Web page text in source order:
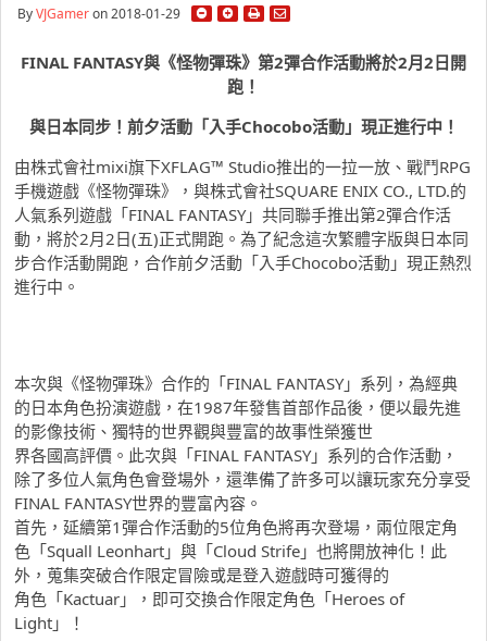
ByVJGameron 2018-01-29
FINAL FANTASY與《怪物彈珠》第2彈合作活動將於2月2日開
跑！
與日本同步！前夕活動「入手Chocobo活動」現正進行中！
由株式會社mixi旗下XFLAG™ Studio推出的一拉一放、戰鬥RPG
手機遊戲《怪物彈珠》，與株式會社SQUARE ENIX CO., LTD.的
人氣系列遊戲「FINAL FANTASY」共同聯手推出第2彈合作活
動，將於2月2日(五)正式開跑。為了紀念這次繁體字版與日本同
步合作活動開跑，合作前夕活動「入手Chocobo活動」現正熱烈
進行中。
本次與《怪物彈珠》合作的「FINAL FANTASY」系列，為經典
的日本角色扮演遊戲，在1987年發售首部作品後，便以最先進
的影像技術、獨特的世界觀與豐富的故事性榮獲世
界各國高評價。此次與「FINAL FANTASY」系列的合作活動，
除了多位人氣角色會登場外，還準備了許多可以讓玩家充分享受
FINAL FANTASY世界的豐富內容。
首先，延續第1彈合作活動的5位角色將再次登場，兩位限定角
色「Squall Leonhart」與「Cloud Strife」也將開放神化！此
外，蒐集突破合作限定冒險或是登入遊戲時可獲得的
角色「Kactuar」，即可交換合作限定角色「Heroes of
Light」！